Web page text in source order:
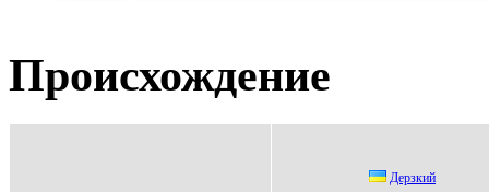
Происхождение
Дepзкий